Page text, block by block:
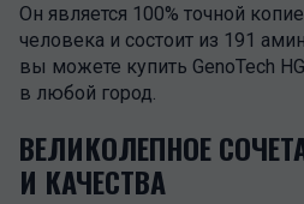
Он является 100% точной
человека и состоит из 191
вы можете купить GenoTech
в любой город.
ВЕЛИКОЛЕПНОЕ
И КАЧЕСТВА